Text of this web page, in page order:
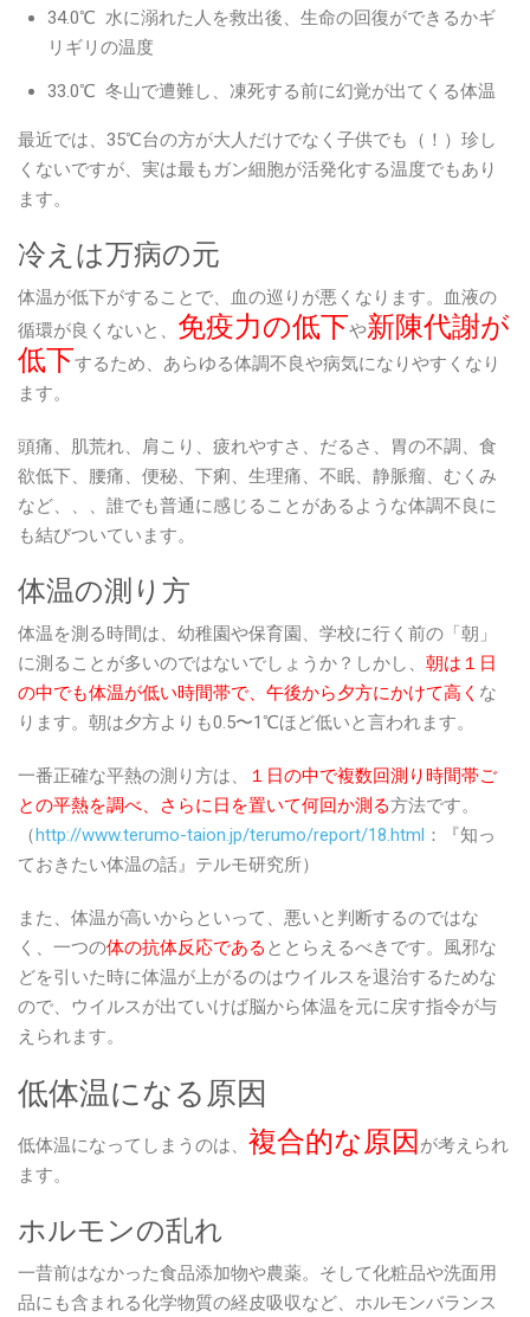
34.0℃ 水に溺れた人を救出後、生命の回復ができるかギ
リギリの温度
33.0℃ 冬山で遭難し、凍死する前に幻覚が出てくる体温
最近では、35℃台の方が大人だけでなく子供でも（！）珍し
くないですが、実は最もガン細胞が活発化する温度でもあり
ます。
冷えは万病の元
体温が低下がすることで、血の巡りが悪くなります。血液の
循環が良くないと、 免疫力の低下や新陳代謝が
低下するため、あらゆる体調不良や病気になりやすくなり
ます。
頭痛、肌荒れ、肩こり、疲れやすさ、だるさ、胃の不調、食
欲低下、腰痛、便秘、下痢、生理痛、不眠、静脈瘤、むくみ
など、、、誰でも普通に感じることがあるような体調不良に
も結びついています。
体温の測り方
体温を測る時間は、幼稚園や保育園、学校に行く前の「朝」
に測ることが多いのではないでしょうか？しかし、 朝は１日
の中でも体温が低い時間帯で、午後から夕方にかけて高く な
ります。朝は夕方よりも0.5〜1℃ほど低いと言われます。
一番正確な平熱の測り方は、
１日の中で複数回測り時間帯ご
との平熱を調べ、さらに日を置いて何回か測る方法です。
（http://www.terumo-taion.jp/terumo/report/18.html ：『知っ
ておきたい体温の話』テルモ研究所）
また、体温が高いからといって、悪いと判断するのではな
く、一つの体の抗体反応である ととらえるべきです。風邪な
どを引いた時に体温が上がるのはウイルスを退治するためな
ので、ウイルスが出ていけば脳から体温を元に戻す指令が与
えられます。
低体温になる原因
低体温になってしまうのは、 複合的な原因 が考えられ
ます。
ホルモンの乱れ
一昔前はなかった食品添加物や農薬。そして化粧品や洗面用
品にも含まれる化学物質の経皮吸収など、ホルモンバランス